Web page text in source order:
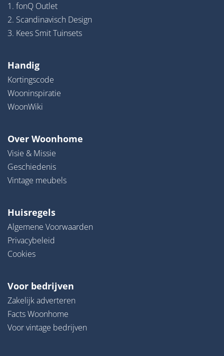
1. fonQ Outlet
2. Scandinavisch Design
3. Kees Smit Tuinsets
Handig
Kortingscode
Wooninspiratie
WoonWiki
Over Woonhome
Visie & Missie
Geschiedenis
Vintage meubels
Huisregels
Algemene Voorwaarden
Privacybeleid
Cookies
Voor bedrijven
Zakelijk adverteren
Facts Woonhome
Voor vintage bedrijven